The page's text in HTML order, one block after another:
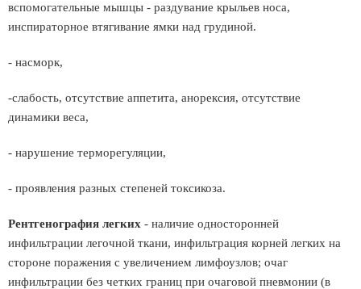
вспомогательные мышцы - раздувание крыльев носа,
инспираторное втягивание ямки над грудиной.
- насморк,
-слабость, отсутствие аппетита, анорексия, отсутствие
динамики веса,
- нарушение терморегуляции,
- проявления разных степеней токсикоза.
Рентгенография легких - наличие односторонней
инфильтрации легочной ткани, инфильтрация корней легких на
стороне поражения с увеличением лимфоузлов; очаг
инфильтрации без четких границ при очаговой пневмонии (в